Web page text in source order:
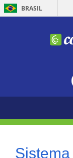
BRASIL